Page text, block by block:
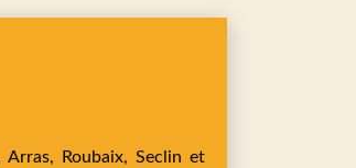
Arras, Roubaix, Seclin et